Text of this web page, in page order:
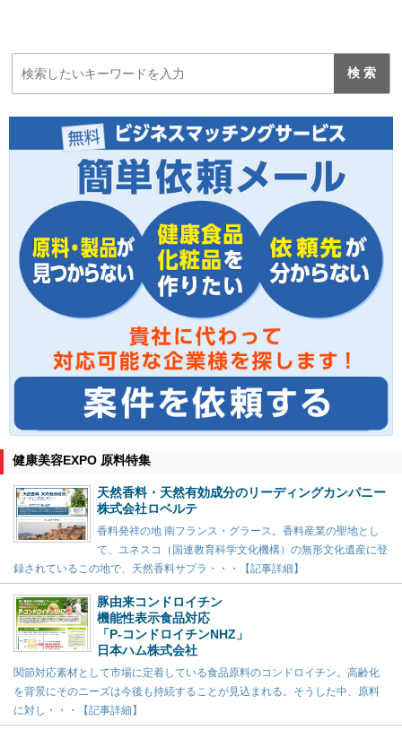
健康美容EXPO 原料特集
天然香料・天然有効成分のリーディングカンパニー
株式会社ロベルテ
香料発祥の地 南フランス・グラース。香料産業の聖地とし
て、ユネスコ（国連教育科学文化機構）の無形文化遺産に登
録されているこの地で、天然香料サプラ・・・【記事詳細】
豚由来コンドロイチン
機能性表示食品対応
「P-コンドロイチンNHZ」
日本ハム株式会社
関節対応素材として市場に定着している食品原料のコンドロイチン。高齢化
を背景にそのニーズは今後も持続することが見込まれる。そうした中、原料
に対し・・・【記事詳細】